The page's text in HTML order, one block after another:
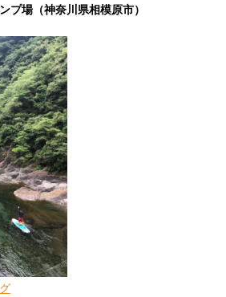
プ場（神奈川県相模原市）